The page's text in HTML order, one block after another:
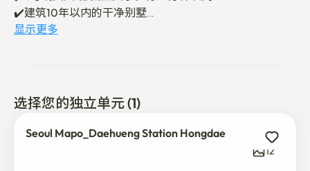
✔️建筑10年以内的干净别墅
✔️充足的停车位
✔️高温特殊消毒 入住清扫完毕/裱糊完毕
🛑使用指南
✔️入住将以非面对面的形式进行（入住下午3点/退房上午
显示更多
选择您的独立单元 (1)
Seoul Mapo_Daehueng Station Hongdae
12